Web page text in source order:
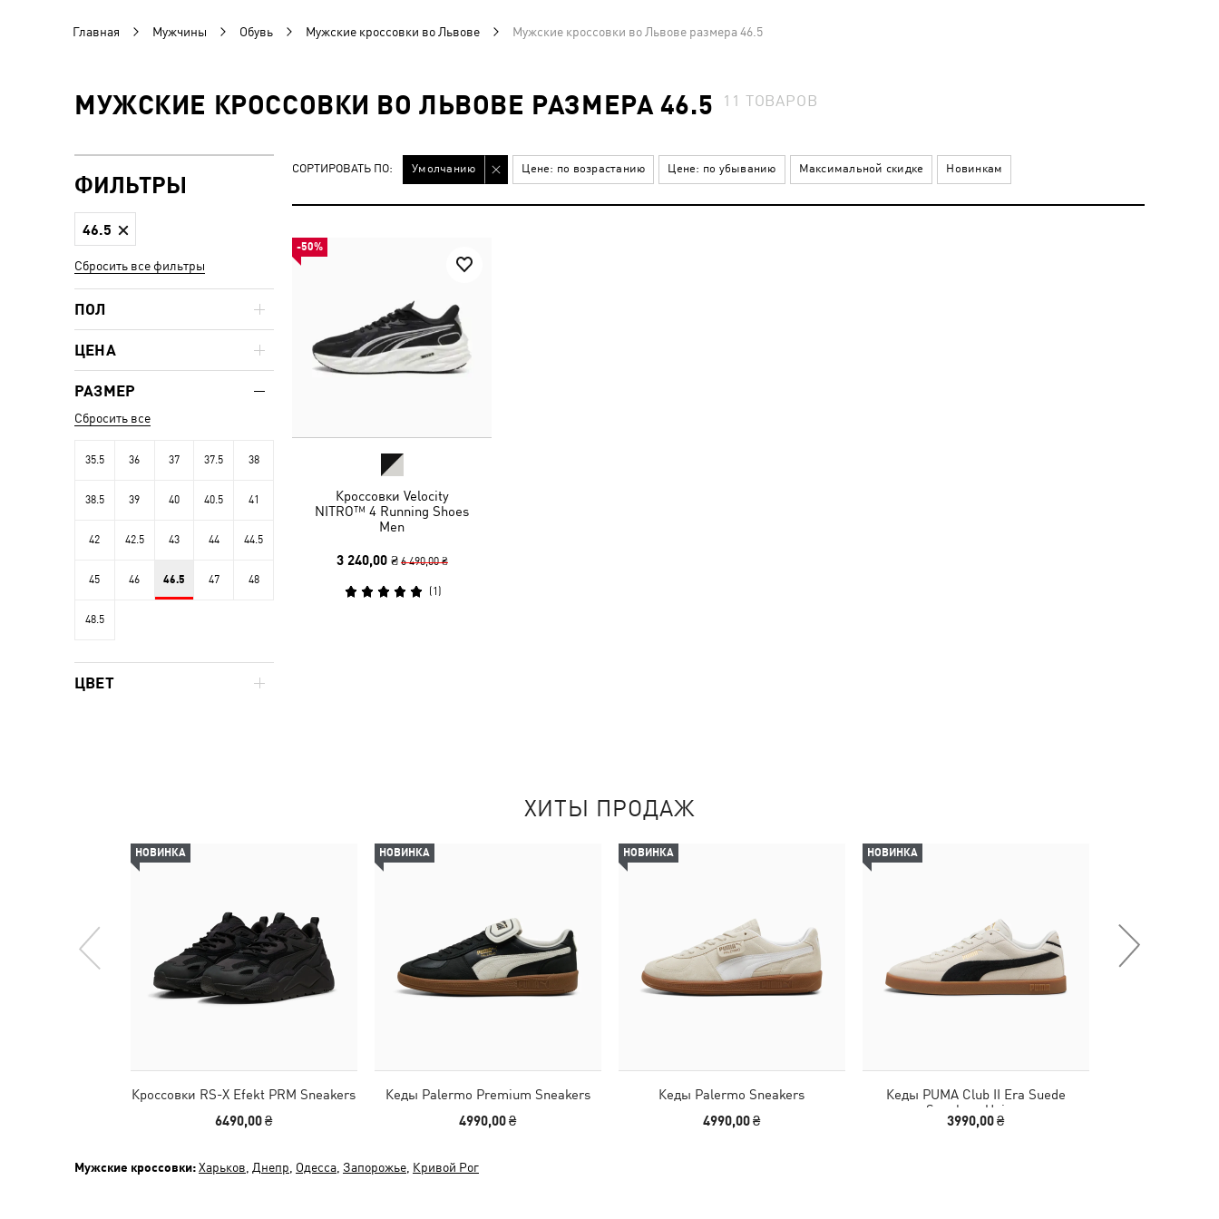
Главная Мужчины Обувь Мужские кроссовки во Львове Мужские кроссовки во Львове размера 46.5
МУЖСКИЕ КРОССОВКИ ВО ЛЬВОВЕ РАЗМЕРА 46.5 11 ТОВАРОВ
СОРТИРОВАТЬ ПО: Умолчанию Цене: по возрастанию Цене: по убыванию Максимальной скидке Новинкам
-50%
Кроссовки Velocity
NITRO™ 4 Running Shoes
Men
3 240,00 ₴ 6 490,00 ₴
(1 )
ФИЛЬТРЫ
46.5
Сбросить все фильтры
ПОЛ
ЦЕНА
РАЗМЕР
Сбросить все
35.5 36 37 37.5 38
38.5 39 40 40.5 41
42 42.5 43 44 44.5
45 46 46.5 47 48
48.5
ЦВЕТ
ХИТЫ ПРОДАЖ
НОВИНКА
Кроссовки RS-X Efekt PRM Sneakers
6490,00 ₴
НОВИНКА
Кеды Palermo Premium Sneakers
4990,00 ₴
НОВИНКА
Кеды Palermo Sneakers
4990,00 ₴
НОВИНКА
Кеды PUMA Club II Era Suede
Sneakers Unisex
3990,00 ₴
Мужские кроссовки:Харьков Днепр Одесса Запорожье Кривой Рог